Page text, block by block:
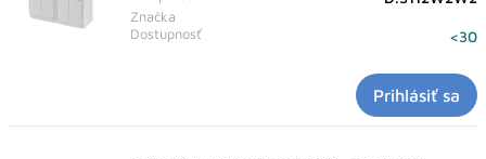
Značka
Dostupnosť <30
Prihlásiť sa